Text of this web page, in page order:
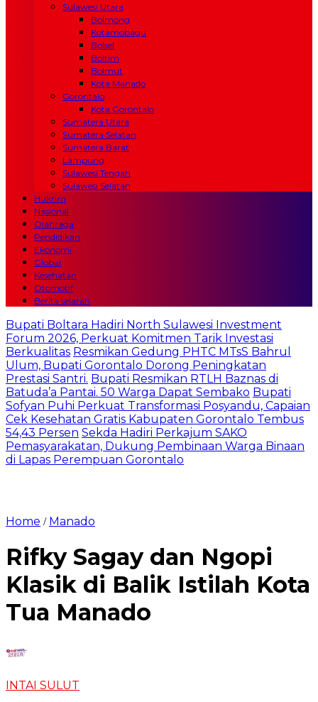
Sulawesi Utara
Bolmong
Kotamobagu
Bolsel
Boltim
Bolmut
Kota Manado
Gorontalo
Kota Gorontalo
Sumatera Utara
Sumatera Selatan
Sumatera Barat
Lampung
Sulawesi Tengah
Sulawesi Selatan
Hukrim
Nasional
Olahraga
Pendidikan
Ekonomi
Global
Kesehatan
Otomotif
Berita sejarah
Bupati Boltara Hadiri North Sulawesi Investment
Forum 2026, Perkuat Komitmen Tarik Investasi
Berkualitas Resmikan Gedung PHTC MTsS Bahrul
Ulum, Bupati Gorontalo Dorong Peningkatan
Prestasi Santri. Bupati Resmikan RTLH Baznas di
Batuda’a Pantai. 50 Warga Dapat Sembako Bupati
Sofyan Puhi Perkuat Transformasi Posyandu, Capaian
Cek Kesehatan Gratis Kabupaten Gorontalo Tembus
54,43 Persen Sekda Hadiri Perkajum SAKO
Pemasyarakatan, Dukung Pembinaan Warga Binaan
di Lapas Perempuan Gorontalo
Home / Manado
Rifky Sagay dan Ngopi
Klasik di Balik Istilah Kota
Tua Manado
INTAI SULUT